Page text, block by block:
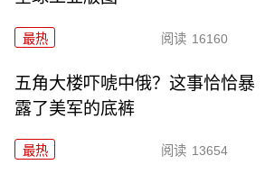
最热 阅读 16160
五角大楼吓唬中俄？这事恰恰暴
露了美军的底裤
最热 阅读 13654